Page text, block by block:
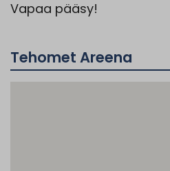
Vapaa pääsy!
Tehomet Areena